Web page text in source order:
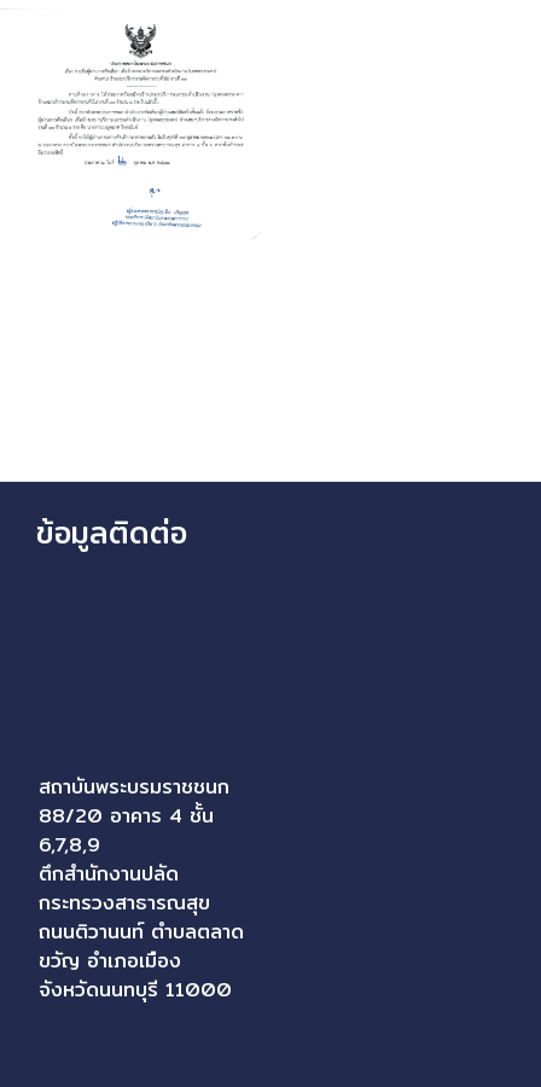
ข้อมูลติดต่อ
สถาบันพระบรมราชชนก
88/20 อาคาร 4 ชั้น
6,7,8,9
ตึกสำนักงานปลัด
กระทรวงสาธารณสุข
ถนนติวานนท์ ตำบลตลาด
ขวัญ อำเภอเมือง
จังหวัดนนทบุรี 11000